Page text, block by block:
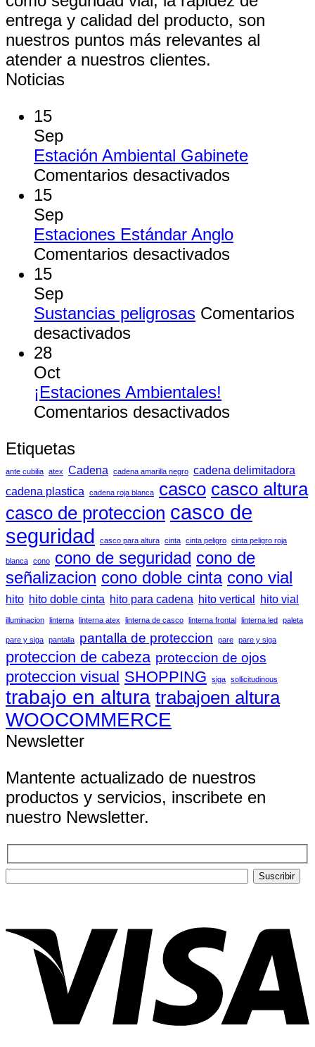
entrega y calidad del producto, son
nuestros puntos más relevantes al
atender a nuestros clientes.
Noticias
15
Sep
Estación Ambiental Gabinete
Comentarios desactivadosen
Gabinete
15
Sep
Estaciones Estándar Anglo
Comentarios desactivadosen
Anglo
15
Sep
Sustancias peligrosas Comentarios
desactivadosen
28
Oct
¡Estaciones Ambientales!
Comentarios desactivadosen
Etiquetas
ante cubilia atex Cadena cadena amarilla negro cadena delimitadora
cadena plastica cadena roja blanca casco casco altura
casco de proteccion casco de
seguridad
casco para altura cinta cinta peligro cinta peligro roja
blanca cono cono de seguridad cono de
señalizacion cono doble cinta cono vial
hito hito doble cinta hito para cadena hito vertical hito vial
illuminacion linterna linterna atex linterna de casco linterna frontal linterna led paleta
pare y siga pantalla pantalla de proteccion pare pare y siga
proteccion de cabeza proteccion de ojos
proteccion visual SHOPPING siga sollicitudinous
trabajo en altura trabajoen altura
WOOCOMMERCE
Newsletter
Mantente actualizado de nuestros
productos y servicios, inscribete en
nuestro Newsletter.